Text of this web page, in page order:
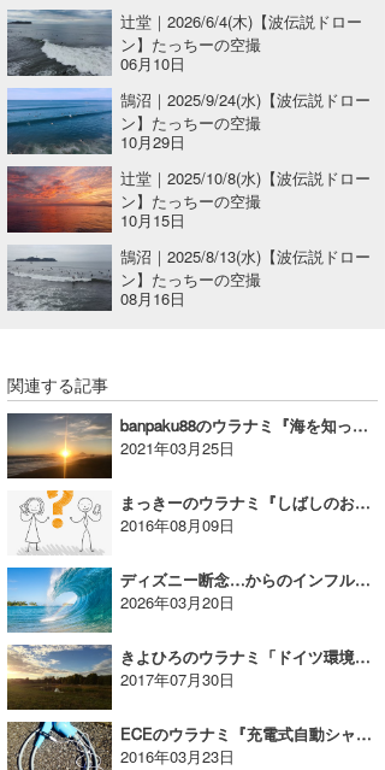
辻堂｜2026/6/4(木)【波伝説ドロー
ン】たっちーの空撮
06月10日
鵠沼｜2025/9/24(水)【波伝説ドロー
ン】たっちーの空撮
10月29日
辻堂｜2025/10/8(水)【波伝説ドロー
ン】たっちーの空撮
10月15日
鵠沼｜2025/8/13(水)【波伝説ドロー
ン】たっちーの空撮
08月16日
関連する記事
banpaku88のウラナミ『海を知って！モット海を好きになろう♥35』
2021年03月25日
まっきーのウラナミ『しばしのお休みをいただきます』
2016年08月09日
ディズニー断念…からのインフルエンザ｜YUKI☆のウラナミ
2026年03月20日
きよひろのウラナミ「ドイツ環境学び旅⑨」日本とドイツの身近な３つの違い〜続編〜
2017年07月30日
ECEのウラナミ『充電式自動シャワー！』
2016年03月23日